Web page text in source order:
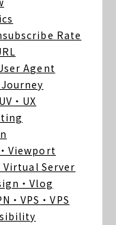
Rate
Agent
Journey
・UX
・Viewport
Virtual Server
・Vlog
・VPS ・VPS